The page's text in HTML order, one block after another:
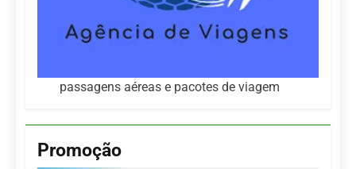
passagens aéreas e pacotes de viagem
Promoção